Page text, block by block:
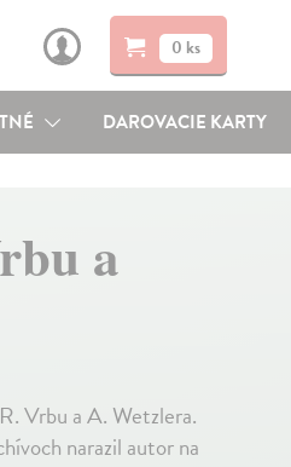
0 ks
DAROVACIE KARTY
a
Vrbu a A. Wetzlera.
narazil autor na